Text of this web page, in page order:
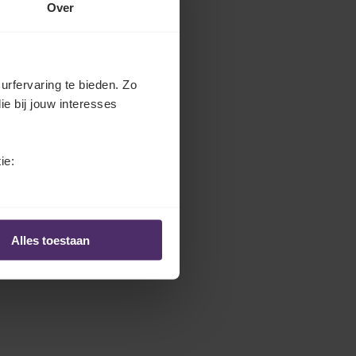
Over
te bieden. Zo
bij jouw interesses
Alles toestaan